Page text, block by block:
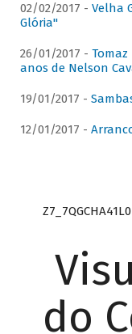
02/02/2017 - Velha
Glória"
26/01/2017 - Tomaz
anos de Nelson
19/01/2017 -
12/01/2017 -
do